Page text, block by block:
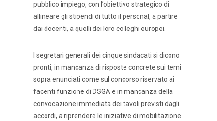
pubblico impiego, con l’obiettivo strategico di
allineare gli stipendi di tutto il personal, a partire
dai docenti, a quelli dei loro colleghi europei.
I segretari generali dei cinque sindacati si dicono
pronti, in mancanza di risposte concrete sui temi
sopra enunciati come sul concorso riservato ai
facenti funzione di DSGA e in mancanza della
convocazione immediata dei tavoli previsti dagli
accordi, a riprendere le iniziative di mobilitazione